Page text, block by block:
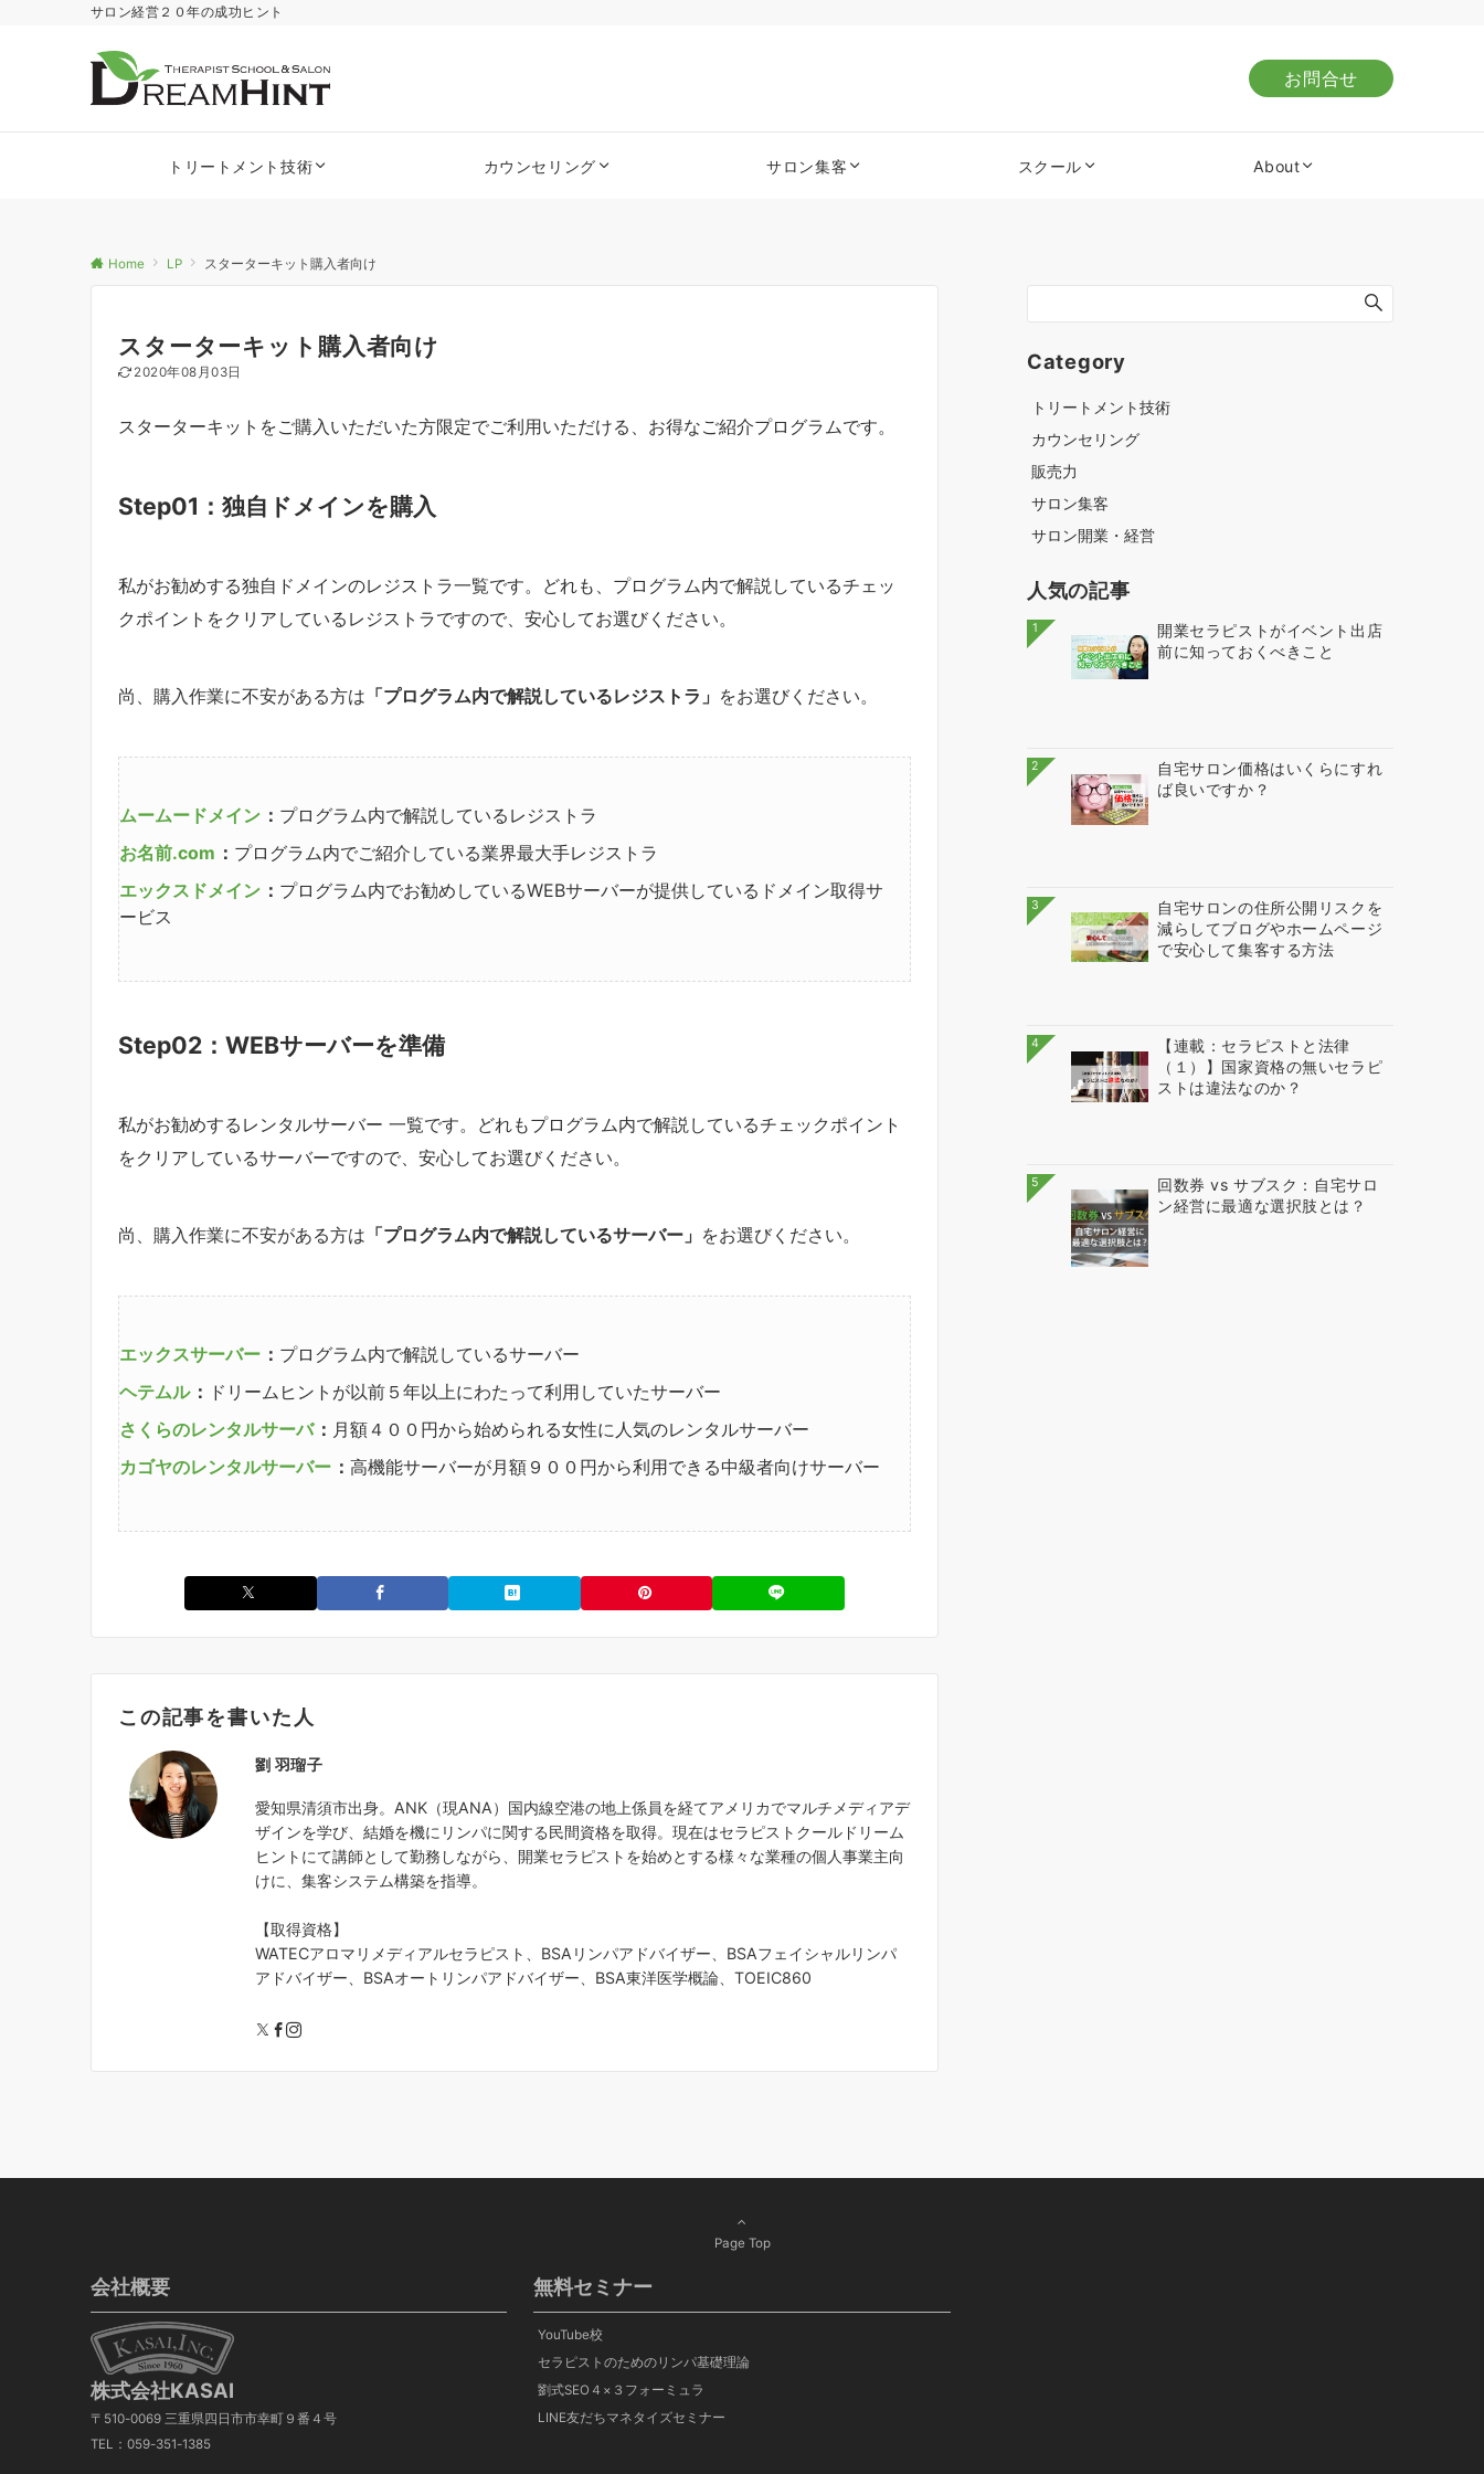
サロン経営２０年の成功ヒント
お問合せ
トリートメント技術 カウンセリング サロン集客 スクール About
Home LP スターターキット購入者向け
スターターキット購入者向け
2020年08月03日
スターターキットをご購入いただいた方限定でご利用いただける、お得なご紹介プログラムです。
Step01：独自ドメインを購入
私がお勧めする独自ドメインのレジストラ一覧です。どれも、プログラム内で解説しているチェッ
クポイントをクリアしているレジストラですので、安心してお選びください。
尚、購入作業に不安がある方は 「プログラム内で解説しているレジストラ」 をお選びください。
ムームードメイン ： プログラム内で解説しているレジストラ
お名前.com ： プログラム内でご紹介している業界最大手レジストラ
エックスドメイン ： プログラム内でお勧めしているWEBサーバーが提供しているドメイン取得サ
ービス
Step02：WEBサーバーを準備
私がお勧めするレンタルサーバー 一覧です。どれもプログラム内で解説しているチェックポイント
をクリアしているサーバーですので、安心してお選びください。
尚、購入作業に不安がある方は 「プログラム内で解説しているサーバー」 をお選びください。
エックスサーバー ： プログラム内で解説しているサーバー
ヘテムル ： ドリームヒントが以前５年以上にわたって利用していたサーバー
さくらのレンタルサーバ ： 月額４００円から始められる女性に人気のレンタルサーバー
カゴヤのレンタルサーバー ： 高機能サーバーが月額９００円から利用できる中級者向けサーバー
この記事を書いた人
劉 羽瑠子
愛知県清須市出身。ANK（現ANA）国内線空港の地上係員を経てアメリカでマルチメディアデ
ザインを学び、結婚を機にリンパに関する民間資格を取得。現在はセラピストクールドリーム
ヒントにて講師として勤務しながら、開業セラピストを始めとする様々な業種の個人事業主向
けに、集客システム構築を指導。
【取得資格】
WATECアロマリメディアルセラピスト、BSAリンパアドバイザー、BSAフェイシャルリンパ
アドバイザー、BSAオートリンパアドバイザー、BSA東洋医学概論、TOEIC860
Category
トリートメント技術
カウンセリング
販売力
サロン集客
サロン開業・経営
人気の記事
1
開業セラピストがイベント出店
前に知っておくべきこと
2
自宅サロン価格はいくらにすれ
ば良いですか？
3
自宅サロンの住所公開リスクを
減らしてブログやホームページ
で安心して集客する方法
4
【連載：セラピストと法律
（１）】国家資格の無いセラピ
ストは違法なのか？
5
回数券 vs サブスク：自宅サロ
ン経営に最適な選択肢とは？
Page Top
会社概要
株式会社KASAI
〒510-0069 三重県四日市市幸町９番４号
TEL：059-351-1385
無料セミナー
YouTube校
セラピストのためのリンパ基礎理論
劉式SEO４×３フォーミュラ
LINE友だちマネタイズセミナー